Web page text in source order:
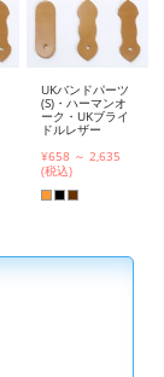
UKバンドパーツ
(S)・ハーマンオ
ーク・UKブライ
ドルレザー
¥658 ～ 2,635
(税込)